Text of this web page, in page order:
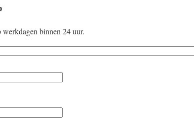
binnen 24 uur.